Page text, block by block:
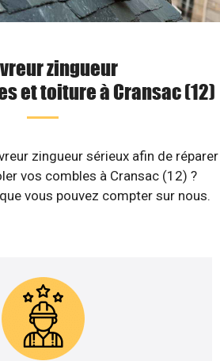
zingueur
et toiture à Cransac (12)
zingueur sérieux afin de réparer
vos combles à Cransac (12) ?
vous pouvez compter sur nous.